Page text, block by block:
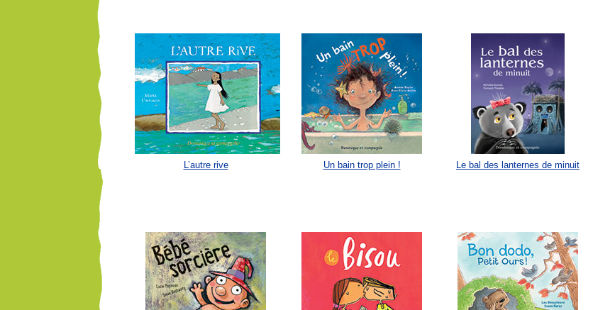
L’autre rive Un bain trop plein ! Le bal des lanternes de minuit